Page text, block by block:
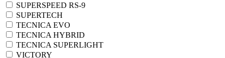
SUPERSPEED RS-9
SUPERTECH
TECNICA EVO
TECNICA HYBRID
TECNICA SUPERLIGHT
VICTORY